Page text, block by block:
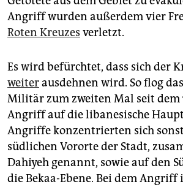
Angriff wurden außerdem vier
Roten Kreuzes verletzt.
Es wird befürchtet, dass sich der
weiterausdehnen wird. So flog
Militär zum zweiten Mal seit dem
Angriff auf die libanesische
Angriffe konzentrierten sich
südlichen Vororte der Stadt,
Dahiyeh genannt, sowie auf den
die Bekaa-Ebene. Bei dem